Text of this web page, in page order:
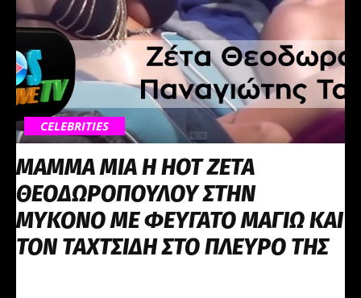
CELEBRITIES
ΜAMMA MIA Η HOT ΖΕΤΑ
ΘΕΟΔΩΡΟΠΟΥΛΟΥ ΣΤΗΝ
ΜΥΚΟΝΟ ΜΕ ΦΕΥΓΑΤΟ ΜΑΓΙΩ ΚΑΙ
ΤΟΝ ΤΑΧΤΣΙΔΗ ΣΤΟ ΠΛΕΥΡΟ ΤΗΣ